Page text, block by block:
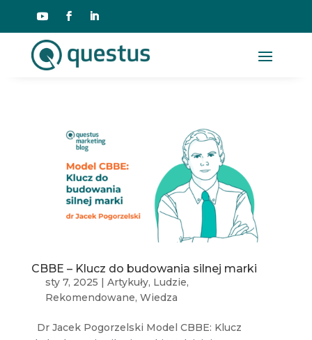
CBBE – Klucz do budowania silnej marki
sty 7, 2025 | Artykuły, Ludzie,
Rekomendowane, Wiedza
Dr Jacek Pogorzelski Model CBBE: Klucz